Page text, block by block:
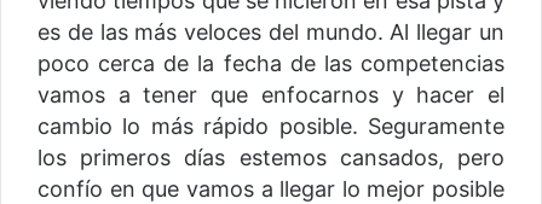
es de las más veloces del mundo. Al llegar un
poco cerca de la fecha de las competencias
vamos a tener que enfocarnos y hacer el
cambio lo más rápido posible. Seguramente
los primeros días estemos cansados, pero
confío en que vamos a llegar lo mejor posible